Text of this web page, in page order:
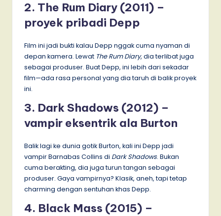
2. The Rum Diary (2011) –
proyek pribadi Depp
Film ini jadi bukti kalau Depp nggak cuma nyaman di
depan kamera. Lewat The Rum Diary, dia terlibat juga
sebagai produser. Buat Depp, ini lebih dari sekadar
film—ada rasa personal yang dia taruh di balik proyek
ini.
3. Dark Shadows (2012) –
vampir eksentrik ala Burton
Balik lagi ke dunia gotik Burton, kali ini Depp jadi
vampir Barnabas Collins di Dark Shadows. Bukan
cuma berakting, dia juga turun tangan sebagai
produser. Gaya vampirnya? Klasik, aneh, tapi tetap
charming dengan sentuhan khas Depp.
4. Black Mass (2015) –